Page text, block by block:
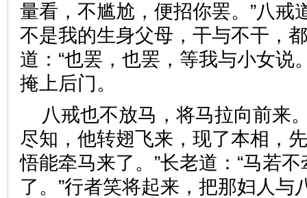
量看，不尴尬，便招你罢。”八戒
不是我的生身父母，干与不干，
道：“也罢，也罢，等我与小女说
掩上后门。
八戒也不放马，将马拉向前来
尽知，他转翅飞来，现了本相，
悟能牵马来了。”长老道：“马若
了。”行者笑将起来，把那妇人与